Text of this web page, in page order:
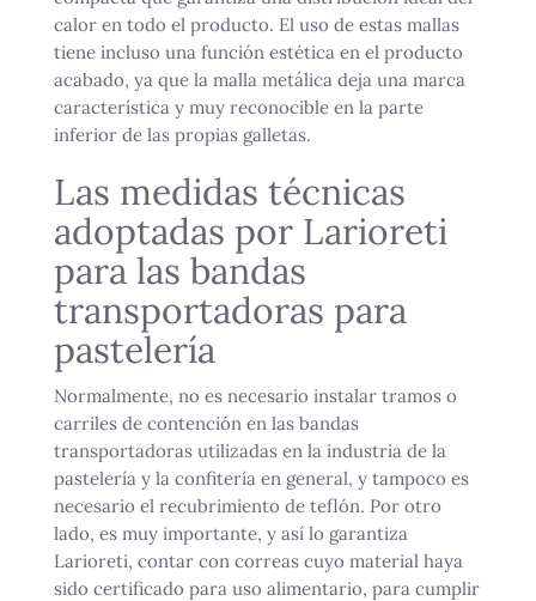
calor en todo el producto. El uso de estas mallas
tiene incluso una función estética en el producto
acabado, ya que la malla metálica deja una marca
característica y muy reconocible en la parte
inferior de las propias galletas.
Las medidas técnicas
adoptadas por Larioreti
para las bandas
transportadoras para
pastelería
Normalmente, no es necesario instalar tramos o
carriles de contención en las bandas
transportadoras utilizadas en la industria de la
pastelería y la confitería en general, y tampoco es
necesario el recubrimiento de teflón. Por otro
lado, es muy importante, y así lo garantiza
Larioreti, contar con correas cuyo material haya
sido certificado para uso alimentario, para cumplir